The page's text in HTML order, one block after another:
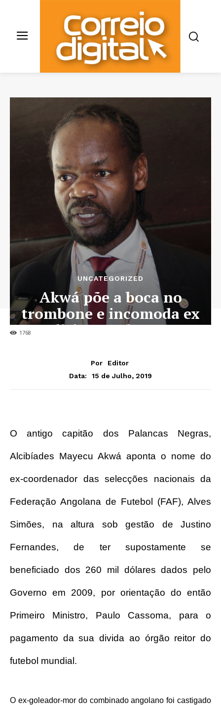
1768
UNCATEGORIZED
Akwá põe a boca no
trombone e incomoda ex
dirigente da FAF
Por
Editor
Data:
15 de Julho, 2019
O antigo capitão dos Palancas Negras,
Alcibíades Mayecu Akwá aponta o nome do
ex-coordenador das selecções nacionais da
Federação Angolana de Futebol (FAF), Alves
Simões, na altura sob gestão de Justino
Fernandes, de ter supostamente se
beneficiado dos 260 mil dólares dados pelo
Governo em 2009, por orientação do então
Primeiro Ministro, Paulo Cassoma, para o
pagamento da sua divida ao órgão reitor do
futebol mundial.
O ex-goleador-mor do combinado angolano foi castigado